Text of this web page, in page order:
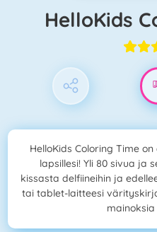
HelloKids
HelloKids Coloring Time
lapsillesi! Yli 80 sivua ja
kissasta delfiineihin ja
tai tablet-laitteesi